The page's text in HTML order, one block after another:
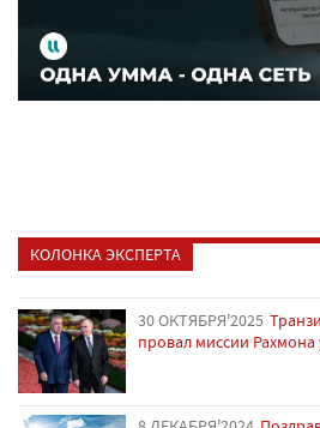
КОЛОНКА ЭКСПЕРТА
30 ОКТЯБРЯ'2025
провал миссии Рахмона